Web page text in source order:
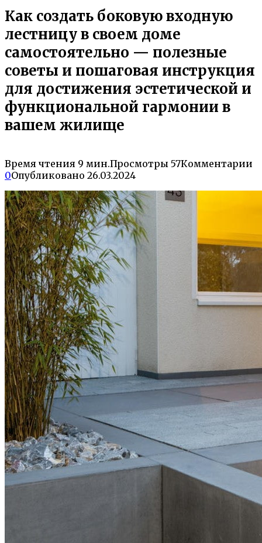
Как создать боковую входную
лестницу в своем доме
самостоятельно — полезные
советы и пошаговая инструкция
для достижения эстетической и
функциональной гармонии в
вашем жилище
Время чтения 9 мин.Просмотры 57Комментарии
0Опубликовано 26.03.2024